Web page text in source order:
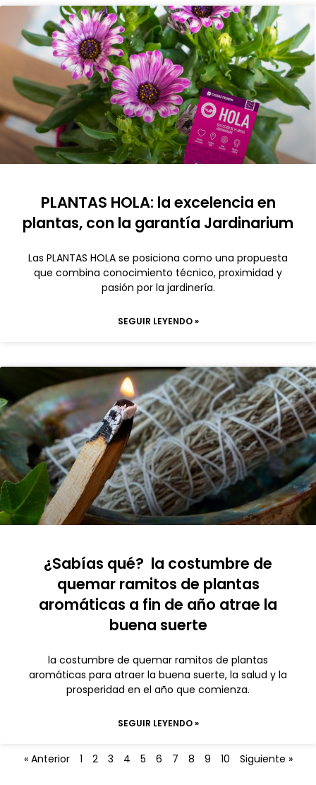
PLANTAS HOLA: la excelencia en
plantas, con la garantía Jardinarium
Las PLANTAS HOLA se posiciona como una propuesta
que combina conocimiento técnico, proximidad y
pasión por la jardinería.
SEGUIR LEYENDO »
¿Sabías qué? la costumbre de
quemar ramitos de plantas
aromáticas a fin de año atrae la
buena suerte
la costumbre de quemar ramitos de plantas
aromáticas para atraer la buena suerte, la salud y la
prosperidad en el año que comienza.
SEGUIR LEYENDO »
« Anterior 1 2 3 4 5 6 7 8 9 10 Siguiente »